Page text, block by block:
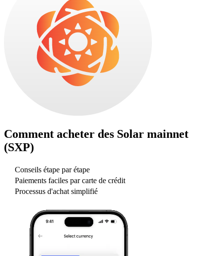
Comment acheter des Solar mainnet
(SXP)
Conseils étape par étape
Paiements faciles par carte de crédit
Processus d'achat simplifié